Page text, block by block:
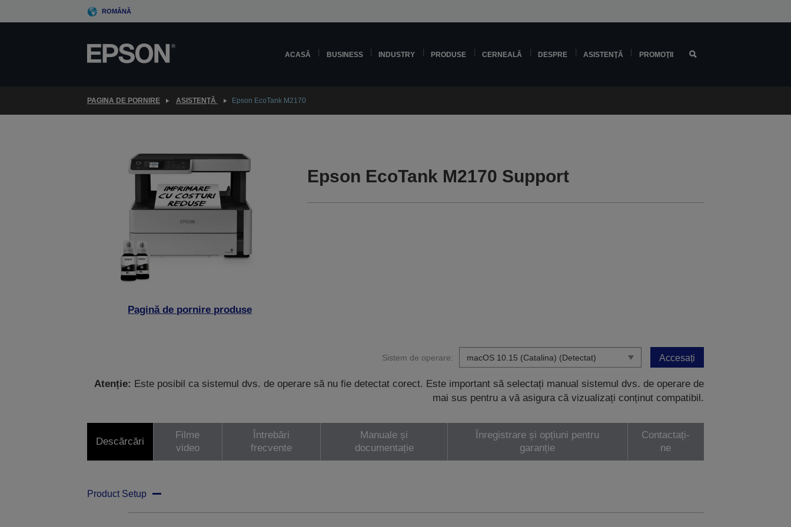
to
ROMÂNĂ
ACASĂ BUSINESS INDUSTRY PRODUSE CERNEALĂ DESPRE ASISTENŢĂ PROMOŢII
PAGINA DE PORNIRE ASISTENŢĂ Epson EcoTank M2170
Pagină de pornire produse
Epson EcoTank M2170 Support
Sistem de operare: Accesați
Atenție: Este posibil ca sistemul dvs. de operare să nu fie detectat corect. Este important să selectați manual sistemul dvs. de operare de
mai sus pentru a vă asigura că vizualizați conținut compatibil.
Descărcări
Filme
video
Întrebări
frecvente
Manuale și
documentație
Înregistrare și opțiuni pentru
garanție
Contactați-
ne
Product Setup